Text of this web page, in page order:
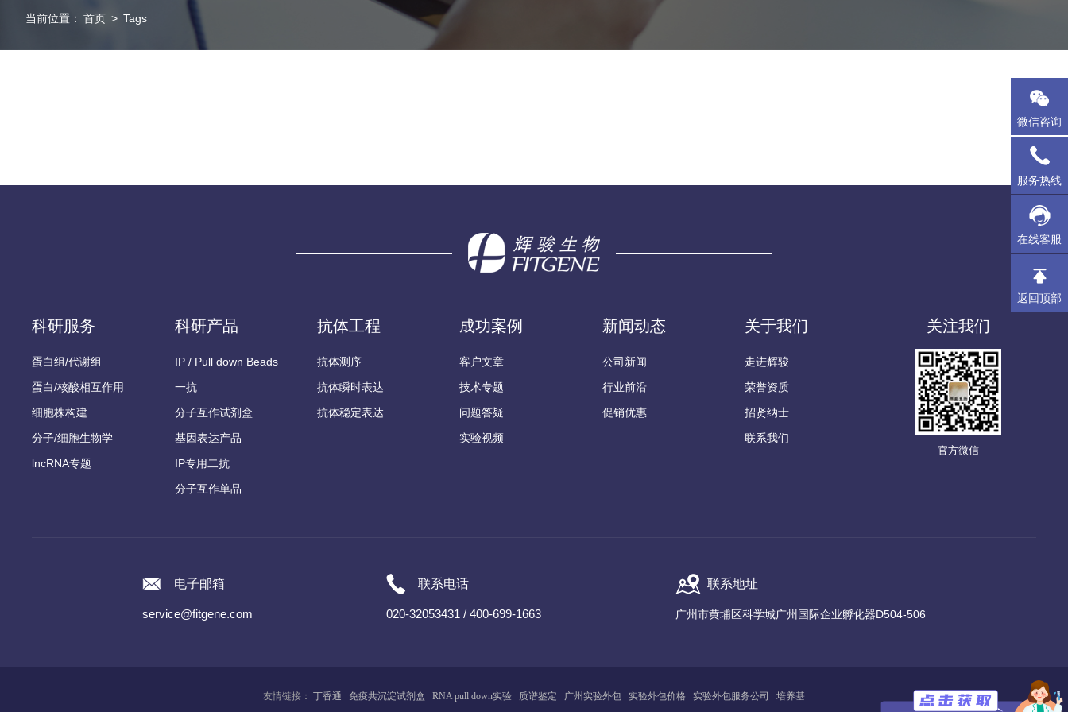
当前位置： 首页 > Tags
科研服务
蛋白组/代谢组
蛋白/核酸相互作用
细胞株构建
分子/细胞生物学
lncRNA专题
科研产品
IP / Pull down Beads
一抗
分子互作试剂盒
基因表达产品
IP专用二抗
分子互作单品
抗体工程
抗体测序
抗体瞬时表达
抗体稳定表达
成功案例
客户文章
技术专题
问题答疑
实验视频
新闻动态
公司新闻
行业前沿
促销优惠
关于我们
走进辉骏
荣誉资质
招贤纳士
联系我们
关注我们
官方微信
电子邮箱
service@fitgene.com
联系电话
020-32053431 / 400-699-1663
联系地址
广州市黄埔区科学城广州国际企业孵化器D504-506
友情链接： 丁香通 免疫共沉淀试剂盒 RNA pull down实验 质谱鉴定 广州 实验外包 实验外包价格 实验外包服务公司 培养基
微信咨询
服务热线
在线客服
返回顶部